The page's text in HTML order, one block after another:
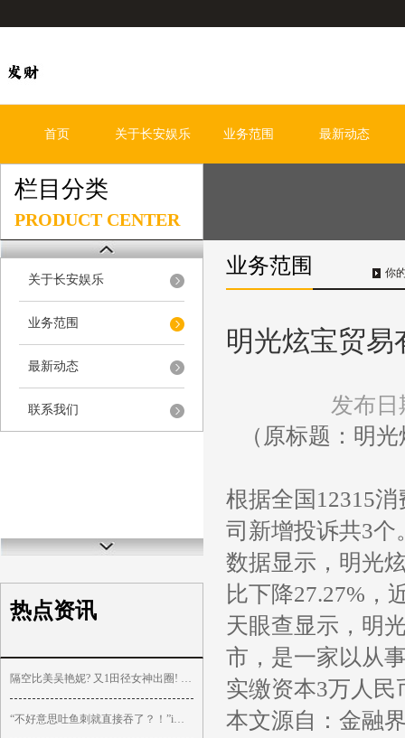
首页 关于长安娱乐 业务范围 最新动态
栏目分类
PRODUCT CENTER
关于长安娱乐
业务范围
最新动态
联系我们
热点资讯
隔空比美吴艳妮? 又1田径女神出圈! 高颜值好身材 穿三角式引争议
“不好意思吐鱼刺就直接吞了？！”i人能有多内向！
业务范围 你
明光炫宝贸易
发布日
（原标题：明
根据全国12315
司新增投诉共3个
数据显示，明光
比下降27.27%，
天眼查显示，明
市，是一家以从
实缴资本3万人
本文源自：金融